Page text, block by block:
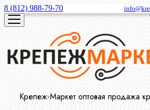
8 (812) 988-79-70
Крепеж-Маркет оптовая продажа